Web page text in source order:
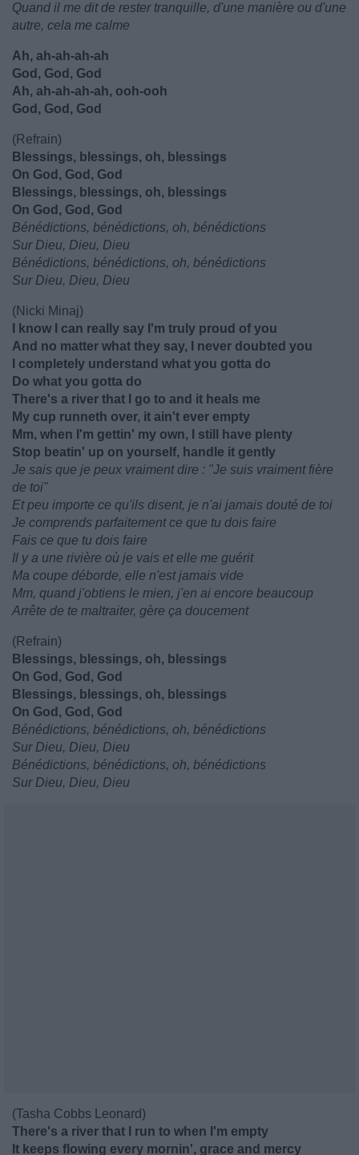
Quand il me dit de rester tranquille, d'une manière ou d'une
autre, cela me calme
Ah, ah-ah-ah-ah
God, God, God
Ah, ah-ah-ah-ah, ooh-ooh
God, God, God
(Refrain)
Blessings, blessings, oh, blessings
On God, God, God
Blessings, blessings, oh, blessings
On God, God, God
Bénédictions, bénédictions, oh, bénédictions
Sur Dieu, Dieu, Dieu
Bénédictions, bénédictions, oh, bénédictions
Sur Dieu, Dieu, Dieu
(Nicki Minaj)
I know I can really say I'm truly proud of you
And no matter what they say, I never doubted you
I completely understand what you gotta do
Do what you gotta do
There's a rivеr that I go to and it heals me
My cup runneth ovеr, it ain't ever empty
Mm, when I'm gettin' my own, I still have plenty
Stop beatin' up on yourself, handle it gently
Je sais que je peux vraiment dire : "Je suis vraiment fière
de toi"
Et peu importe ce qu'ils disent, je n'ai jamais douté de toi
Je comprends parfaitement ce que tu dois faire
Fais ce que tu dois faire
Il y a une rivière où je vais et elle me guérit
Ma coupe déborde, elle n'est jamais vide
Mm, quand j'obtiens le mien, j'en ai encore beaucoup
Arrête de te maltraiter, gère ça doucement
(Refrain)
Blessings, blessings, oh, blessings
On God, God, God
Blessings, blessings, oh, blessings
On God, God, God
Bénédictions, bénédictions, oh, bénédictions
Sur Dieu, Dieu, Dieu
Bénédictions, bénédictions, oh, bénédictions
Sur Dieu, Dieu, Dieu
(Tasha Cobbs Leonard)
There's a river that I run to when I'm empty
It keeps flowing every mornin', grace and mercy